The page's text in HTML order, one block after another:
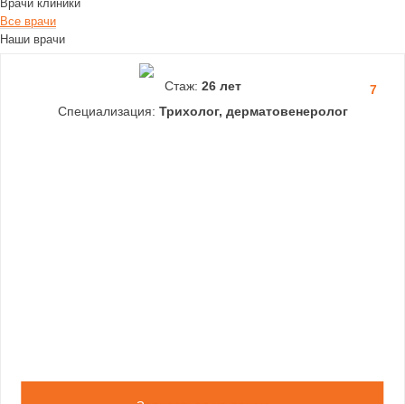
Врачи клиники
Все врачи
Наши врачи
7
Стаж: 26 лет
Специализация: Трихолог, дерматовенеролог